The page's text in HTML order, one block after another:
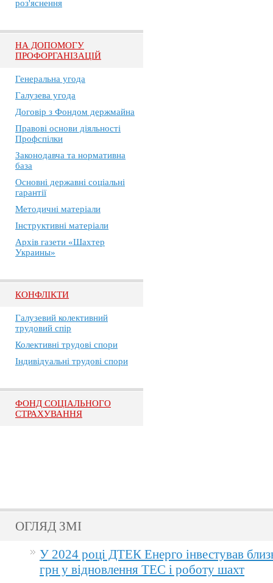
роз'яснення
НА ДОПОМОГУ
ПРОФОРГАНІЗАЦІЙ
Генеральна угода
Галузева угода
Договір з Фондом держмайна
Правові основи діяльності
Профспілки
Законодавча та нормативна
база
Основні державні соціальні
гарантії
Методичні матеріали
Інструктивні матеріали
Архів газети «Шахтер
Украины»
КОНФЛІКТИ
Галузевий колективний
трудовий спір
Колективні трудові спори
Індивідуальні трудові спори
ФОНД СОЦІАЛЬНОГО
СТРАХУВАННЯ
ОГЛЯД ЗМІ
У 2024 році ДТЕК Енерго інвестував
грн у відновлення ТЕС і роботу шахт